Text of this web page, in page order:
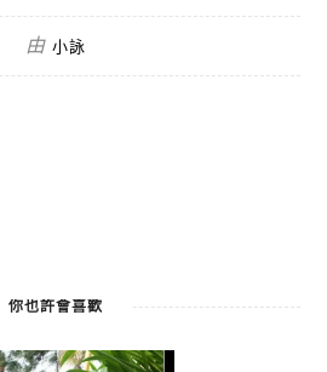
由 小詠
你也許會喜歡